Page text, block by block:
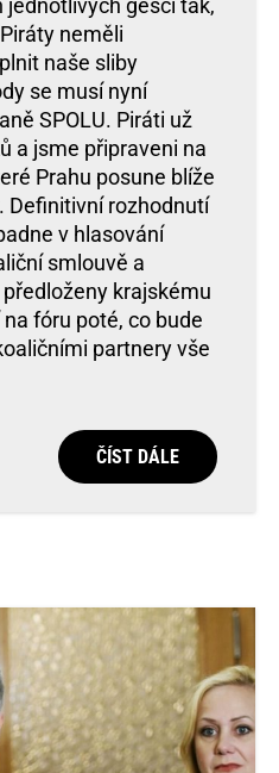
gescí tak,
neměli
naše sliby
se musí nyní
SPOLU. Piráti už
a jsme připraveni na
Prahu posune blíže
Definitivní rozhodnutí
v hlasování
smlouvě a
krajskému
fóru poté, co bude
partnery vše
ČÍST DÁLE